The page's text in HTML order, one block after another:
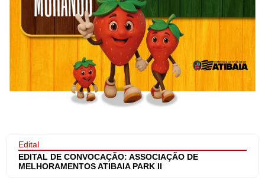
Edital
EDITAL DE CONVOCAÇÃO: ASSOCIAÇÃO DE
MELHORAMENTOS ATIBAIA PARK II